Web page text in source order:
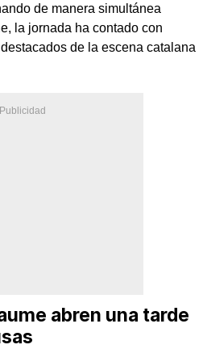
de manera simultánea
la jornada ha contado con
de la escena catalana
abren una tarde